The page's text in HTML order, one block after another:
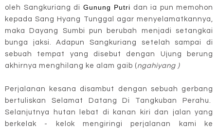
oleh Sangkuriang di Gunung Putri dan ia pun memohon
kepada Sang Hyang Tunggal agar menyelamatkannya,
maka Dayang Sumbi pun berubah menjadi setangkai
bunga jaksi. Adapun Sangkuriang setelah sampai di
sebuah tempat yang disebut dengan Ujung berung
akhirnya menghilang ke alam gaib (ngahiyang )
Perjalanan kesana disambut dengan sebuah gerbang
bertuliskan Selamat Datang Di Tangkuban Perahu.
Selanjutnya hutan lebat di kanan kiri dan jalan yang
berkelak - kelok mengiringi perjalanan kami ke